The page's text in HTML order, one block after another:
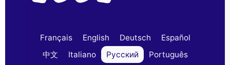
Français English Deutsch
Español
中文
Italiano Русский
Português